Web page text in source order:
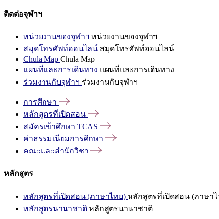
ติดต่อจุฬาฯ
หน่วยงานของจุฬาฯ หน่วยงานของจุฬาฯ
สมุดโทรศัพท์ออนไลน์ สมุดโทรศัพท์ออนไลน์
Chula Map Chula Map
แผนที่และการเดินทาง แผนที่และการเดินทาง
ร่วมงานกับจุฬาฯ ร่วมงานกับจุฬาฯ
การศึกษา
หลักสูตรที่เปิดสอน
สมัครเข้าศึกษา TCAS
ค่าธรรมเนียมการศึกษา
คณะและสำนักวิชา
หลักสูตร
หลักสูตรที่เปิดสอน (ภาษาไทย) หลักสูตรที่เปิดสอน (ภาษาไ
หลักสูตรนานาชาติ หลักสูตรนานาชาติ